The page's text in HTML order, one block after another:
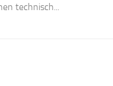
technisch...